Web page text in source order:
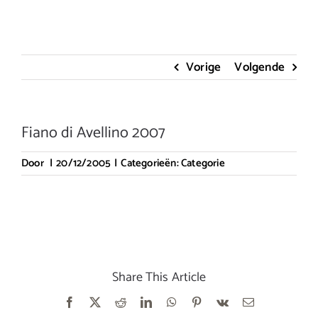
Vorige Volgende
Fiano di Avellino 2007
Door | 20/12/2005 | Categorieën:Categorie
Share This Article
Facebook RedditLinkedInWhatsApp
Pinterest
Vk
E-